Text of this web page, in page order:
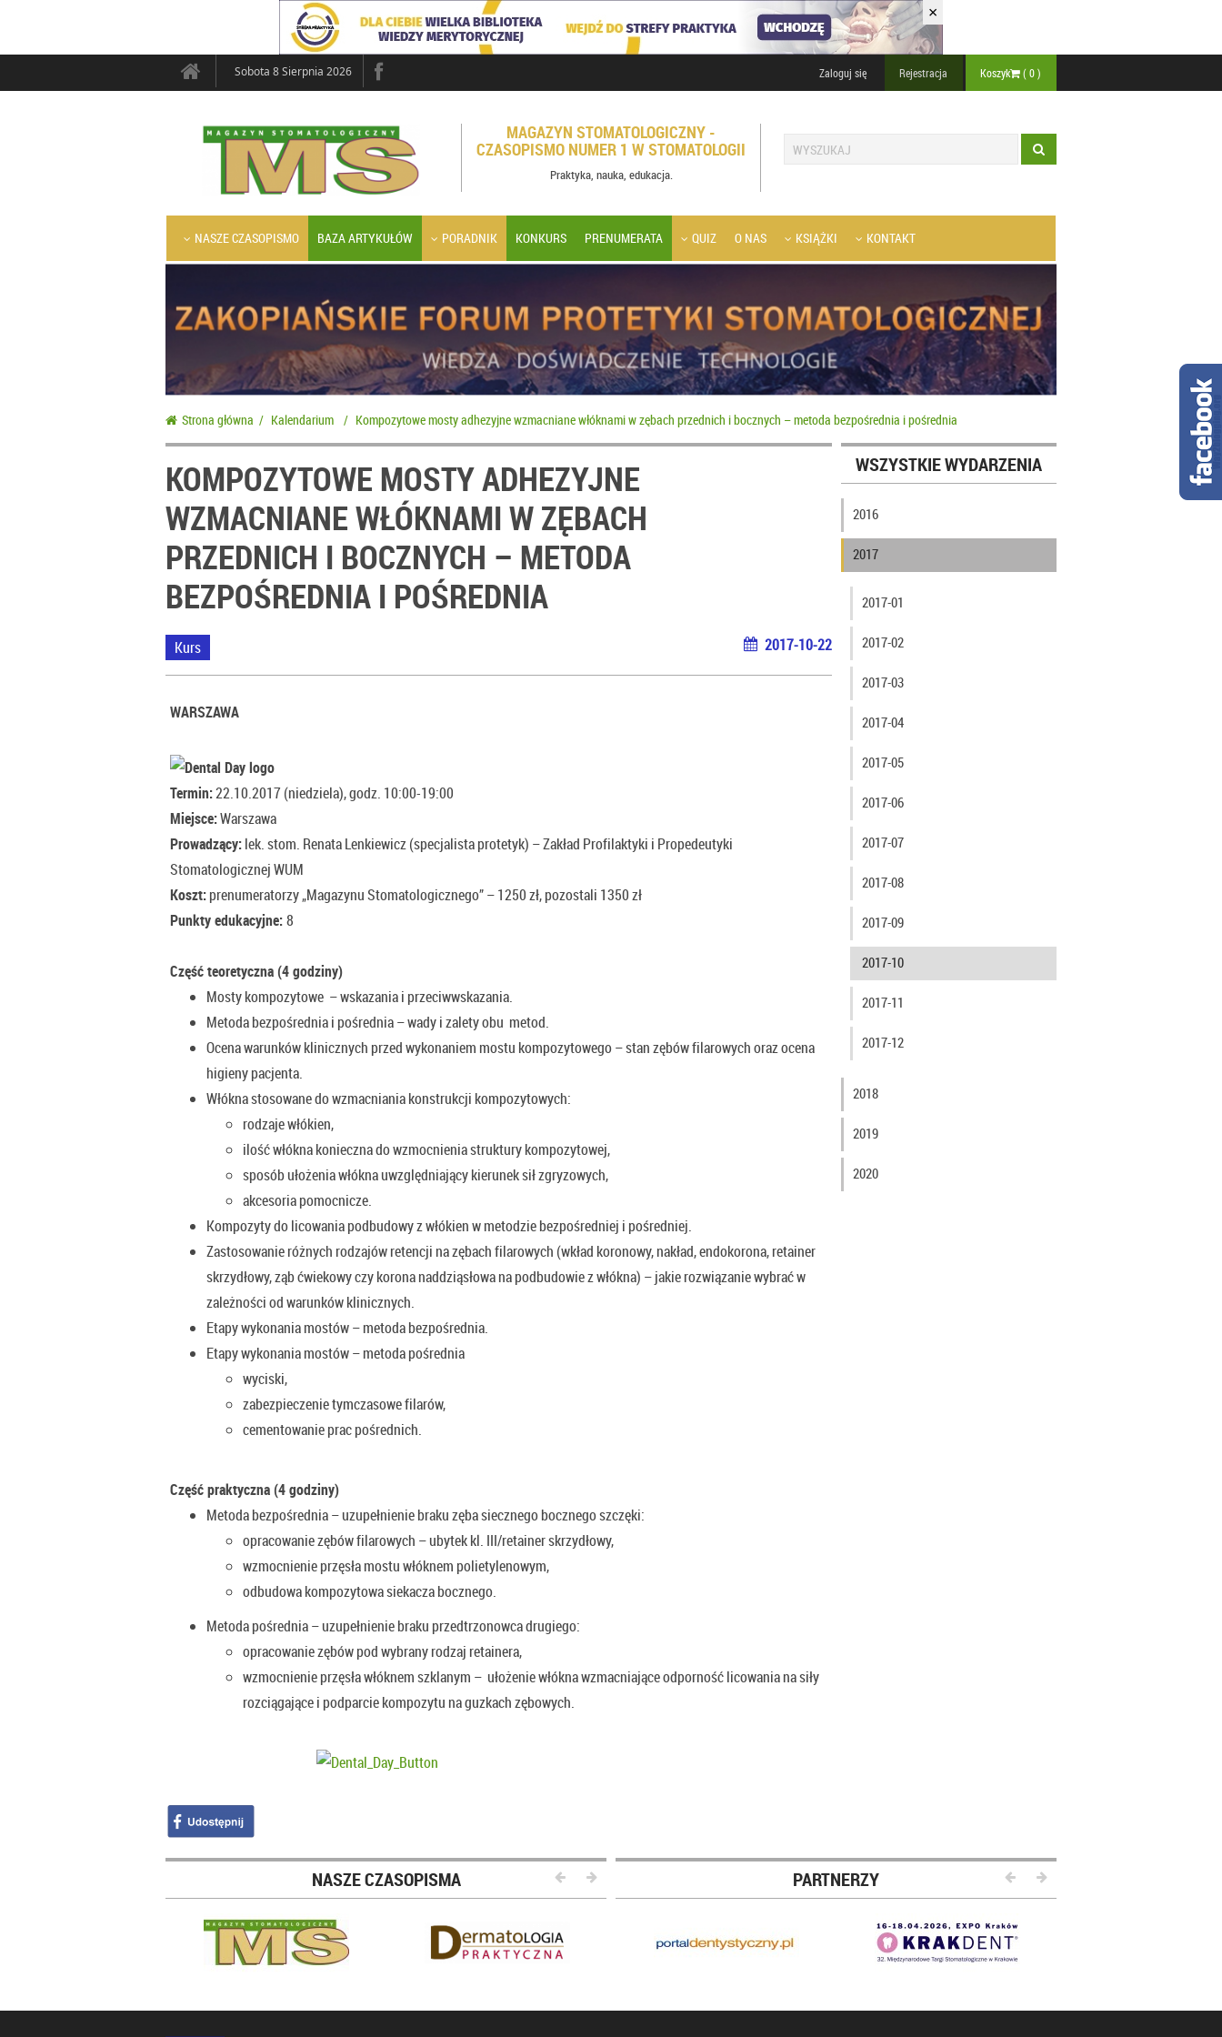
×
Sobota 8 Sierpnia 2026 Zaloguj się Rejestracja Koszyk (0)
MAGAZYN STOMATOLOGICZNY -
CZASOPISMO NUMER 1 W STOMATOLOGII
Praktyka, nauka, edukacja.
NASZE CZASOPISMO BAZA ARTYKUŁÓW PORADNIK KONKURS PRENUMERATA QUIZ O NAS KSIĄŻKI KONTAKT
Strona główna / Kalendarium / Kompozytowe mosty adhezyjne wzmacniane włóknami w zębach przednich i bocznych – metoda bezpośrednia i pośrednia
KOMPOZYTOWE MOSTY ADHEZYJNE
WZMACNIANE WŁÓKNAMI W ZĘBACH
PRZEDNICH I BOCZNYCH – METODA
BEZPOŚREDNIA I POŚREDNIA
Kurs 2017-10-22
WARSZAWA
Termin:22.10.2017 (niedziela), godz. 10:00-19:00
Miejsce:Warszawa
Prowadzący:lek. stom. Renata Lenkiewicz (specjalista protetyk) – Zakład Profilaktyki i Propedeutyki
Stomatologicznej WUM
Koszt:prenumeratorzy „Magazynu Stomatologicznego” – 1250 zł, pozostali 1350 zł
Punkty edukacyjne:8
Część teoretyczna (4 godziny)
Mosty kompozytowe – wskazania i przeciwwskazania.
Metoda bezpośrednia i pośrednia – wady i zalety obu metod.
Ocena warunków klinicznych przed wykonaniem mostu kompozytowego – stan zębów filarowych oraz ocena
higieny pacjenta.
Włókna stosowane do wzmacniania konstrukcji kompozytowych:
rodzaje włókien,
ilość włókna konieczna do wzmocnienia struktury kompozytowej,
sposób ułożenia włókna uwzględniający kierunek sił zgryzowych,
akcesoria pomocnicze.
Kompozyty do licowania podbudowy z włókien w metodzie bezpośredniej i pośredniej.
Zastosowanie różnych rodzajów retencji na zębach filarowych (wkład koronowy, nakład, endokorona, retainer
skrzydłowy, ząb ćwiekowy czy korona naddziąsłowa na podbudowie z włókna) – jakie rozwiązanie wybrać w
zależności od warunków klinicznych.
Etapy wykonania mostów – metoda bezpośrednia.
Etapy wykonania mostów – metoda pośrednia
wyciski,
zabezpieczenie tymczasowe filarów,
cementowanie prac pośrednich.
Część praktyczna (4 godziny)
Metoda bezpośrednia – uzupełnienie braku zęba siecznego bocznego szczęki:
opracowanie zębów filarowych – ubytek kl. III/retainer skrzydłowy,
wzmocnienie przęsła mostu włóknem polietylenowym,
odbudowa kompozytowa siekacza bocznego.
Metoda pośrednia – uzupełnienie braku przedtrzonowca drugiego:
opracowanie zębów pod wybrany rodzaj retainera,
wzmocnienie przęsła włóknem szklanym – ułożenie włókna wzmacniające odporność licowania na siły
rozciągające i podparcie kompozytu na guzkach zębowych.
WSZYSTKIE WYDARZENIA
2016
2017
2017-01
2017-02
2017-03
2017-04
2017-05
2017-06
2017-07
2017-08
2017-09
2017-10
2017-11
2017-12
2018
2019
2020
NASZE CZASOPISMA PARTNERZY